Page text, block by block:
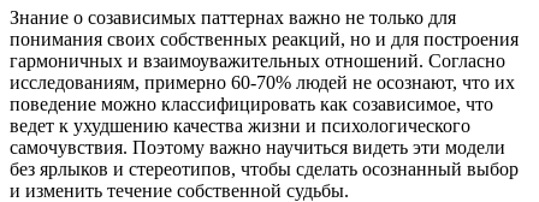
Знание о созависимых паттернах важно не только для
понимания своих собственных реакций, но и для построения
гармоничных и взаимоуважительных отношений. Согласно
исследованиям, примерно 60-70% людей не осознают, что их
поведение можно классифицировать как созависимое, что
ведет к ухудшению качества жизни и психологического
самочувствия. Поэтому важно научиться видеть эти модели
без ярлыков и стереотипов, чтобы сделать осознанный выбор
и изменить течение собственной судьбы.